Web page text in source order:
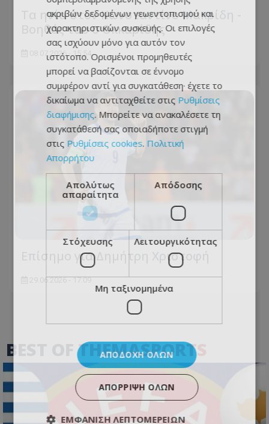
Τα ηνία στον Κωνσταντίνο Μακρίδη -
Βοηθός του ο Οκκαρίδης
08.07.2026 - 15:54
Επίσημο για Δημήτρη Χριστοφή
29.06.2026 - 17:09
BEST OFTHEMASPORTS
ακριβών δεδομένων γεωεντοπισμού και
χαρακτηριστικών συσκευής. Οι επιλογές
σας ισχύουν μόνο για αυτόν τον
ιστότοπο. Ορισμένοι προμηθευτές
μπορεί να βασίζονται σε έννομο
συμφέρον αντί για συγκατάθεση· έχετε το
δικαίωμα να αντιταχθείτε στις Ρυθμίσεις
διαφήμισης. Μπορείτε να ανακαλέσετε τη
συγκατάθεσή σας οποιαδήποτε στιγμή
στις Ρυθμίσεις cookies. Πολιτική
Απορρήτου
Απολύτως
απαραίτητα
Απόδοσης
Στόχευσης Λειτουργικότητας
Μη ταξινομημένα
ΑΠΟΔΟΧΉ ΌΛΩΝ
ΑΠΌΡΡΙΨΗ ΌΛΩΝ
ΕΜΦΆΝΙΣΗ ΛΕΠΤΟΜΕΡΕΙΏΝ